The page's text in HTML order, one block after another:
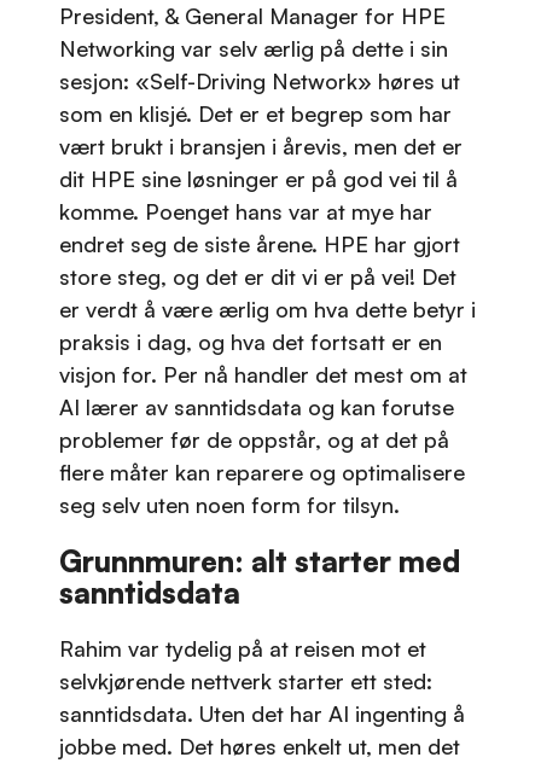
President, & General Manager for HPE
Networking var selv ærlig på dette i sin
sesjon: «Self-Driving Network» høres ut
som en klisjé. Det er et begrep som har
vært brukt i bransjen i årevis, men det er
dit HPE sine løsninger er på god vei til å
komme. Poenget hans var at mye har
endret seg de siste årene. HPE har gjort
store steg, og det er dit vi er på vei! Det
er verdt å være ærlig om hva dette betyr i
praksis i dag, og hva det fortsatt er en
visjon for. Per nå handler det mest om at
AI lærer av sanntidsdata og kan forutse
problemer før de oppstår, og at det på
flere måter kan reparere og optimalisere
seg selv uten noen form for tilsyn.
Grunnmuren: alt starter med
sanntidsdata
Rahim var tydelig på at reisen mot et
selvkjørende nettverk starter ett sted:
sanntidsdata. Uten det har AI ingenting å
jobbe med. Det høres enkelt ut, men det